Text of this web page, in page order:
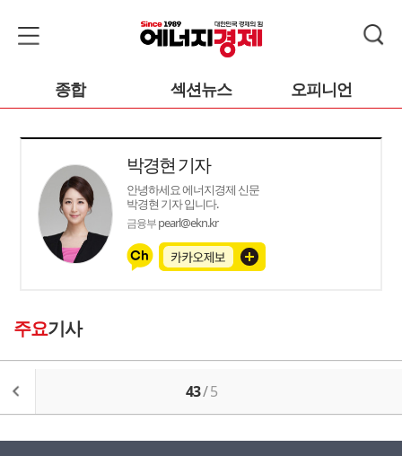
종합 섹션뉴스 오피니언
박경현 기자
안녕하세요 에너지경제 신문
박경현 기자 입니다.
금융부pearl@ekn.kr
주요기사
43/5